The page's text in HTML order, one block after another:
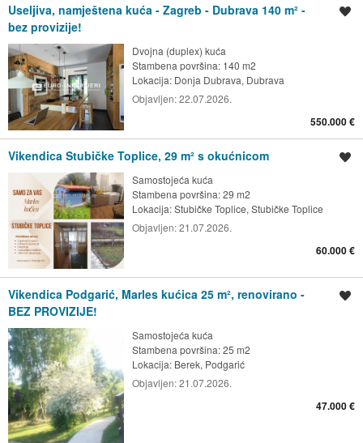
Useljiva, namještena kuća - Zagreb - Dubrava 140 m² -
bez provizije!
Dvojna (duplex) kuća
Stambena površina: 140 m2
Lokacija: Donja Dubrava, Dubrava
Objavljen:22.07.2026.
550.000 €
Vikendica Stubičke Toplice, 29 m² s okućnicom
Samostojeća kuća
Stambena površina: 29 m2
Lokacija:Stubičke Toplice, Stubičke Toplice
Objavljen:21.07.2026.
60.000 €
Vikendica Podgarić, Marles kućica 25 m², renovirano -
BEZ PROVIZIJE!
Samostojeća kuća
Stambena površina: 25 m2
Lokacija: Berek, Podgarić
Objavljen:21.07.2026.
47.000 €